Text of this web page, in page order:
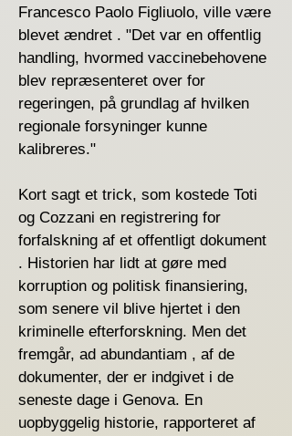
Francesco Paolo Figliuolo, ville være
blevet ændret . "Det var en offentlig
handling, hvormed vaccinebehovene
blev repræsenteret over for
regeringen, på grundlag af hvilken
regionale forsyninger kunne
kalibreres."
Kort sagt et trick, som kostede Toti
og Cozzani en registrering for
forfalskning af et offentligt dokument
. Historien har lidt at gøre med
korruption og politisk finansiering,
som senere vil blive hjertet i den
kriminelle efterforskning. Men det
fremgår, ad abundantiam , af de
dokumenter, der er indgivet i de
seneste dage i Genova. En
uopbyggelig historie, rapporteret af